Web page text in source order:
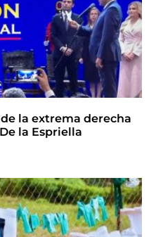
la extrema derecha
la Espriella